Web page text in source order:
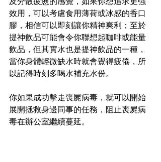
效用，可以考慮食用薄荷或冰感的香口
膠，相信可以即刻讓你精神爽利；至於
提神飲品可能會令你聯想起咖啡或能量
飲品，但其實水也是提神飲品的一種，
當你身體輕微缺水時就會覺得疲倦，所
以記得時刻多喝水補充水份。
你如果成功擊走喪屍病毒，就可以開始
展開拯救身邊同事的任務，阻止喪屍病
毒在辦公室繼續蔓延。